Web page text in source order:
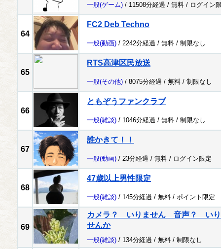
一般(ゲーム) / 11508分経過 / 無料 / ログイン
64
FC2 Deb Techno
一般(動画) / 2242分経過 / 無料 / 制限なし
65
RTS高津区民放送
一般(その他) / 8075分経過 / 無料 / 制限なし
66
ともぞうファンクラブ
一般(雑談) / 1046分経過 / 無料 / 制限なし
67
誰かきて！！
一般(動画) / 23分経過 / 無料 / ログイン限定
68
47歳以上男性限定
一般(雑談) / 145分経過 / 無料 / ポイント限定
69
カメラ？ いりません 音声？ いり
せんか
一般(雑談) / 134分経過 / 無料 / 制限なし